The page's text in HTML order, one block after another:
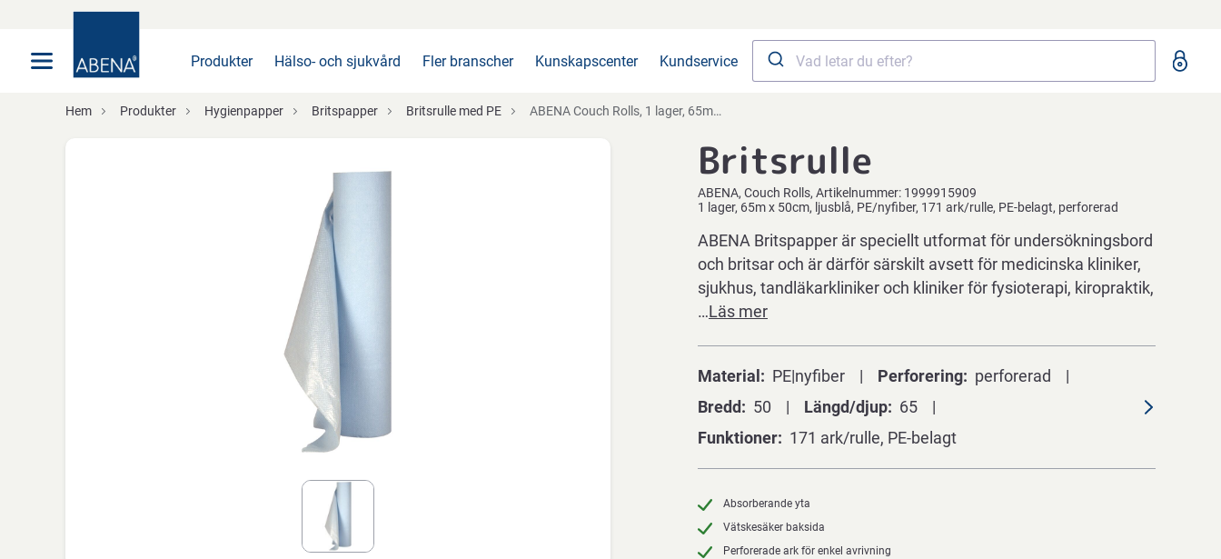
Produkter Hälso- och sjukvård Fler branscher Kunskapscenter Kundservice
Hem Produkter Hygienpapper Britspapper Britsrulle med PE ABENA Couch Rolls, 1 lager, 65m x 50cm, ljusblå, PE/nyfiber, 171 ark/rulle, PE-belagt, perforerad
Britsrulle
ABENA Couch Rolls Artikelnummer: 1999915909
1 lager, 65m x 50cm, ljusblå, PE/nyfiber, 171 ark/rulle, PE-belagt, perforerad
ABENA Britspapper är speciellt utformat för undersökningsbord
och britsar och är därför särskilt avsett för medicinska kliniker,
sjukhus, tandläkarkliniker och kliniker för fysioterapi, kiropraktik,
…Läs mer
Material PE|nyfiber Perforering
perforerad
Bredd
50 Längd/djup
65
Funktioner
171 ark/rulle, PE-belagt
Absorberande yta
Vätskesäker baksida
Perforerade ark för enkel avrivning